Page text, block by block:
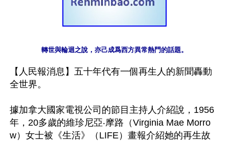
【人民報消息】五十年代有一個再生人的新聞轟動
全世界。
據加拿大國家電視公司的節目主持人介紹說，1956
年，20多歲的維珍尼亞‧摩路（Virginia Mae Morro
w）女士被《生活》（LIFE）畫報介紹她的再生故